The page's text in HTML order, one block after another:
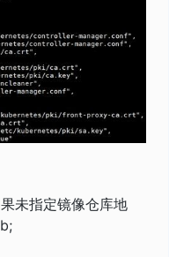
未指定镜像仓库地